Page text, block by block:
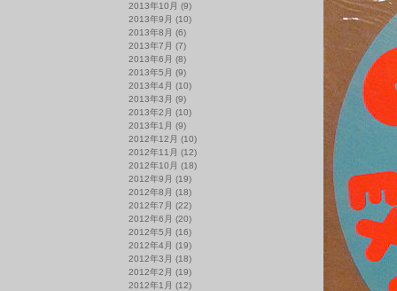
2013年10月 (9)
2013年9月 (10)
2013年8月 (6)
2013年7月 (7)
2013年6月 (8)
2013年5月 (9)
2013年4月 (10)
2013年3月 (9)
2013年2月 (10)
2013年1月 (9)
2012年12月 (10)
2012年11月 (12)
2012年10月 (18)
2012年9月 (19)
2012年8月 (18)
2012年7月 (22)
2012年6月 (20)
2012年5月 (16)
2012年4月 (19)
2012年3月 (18)
2012年2月 (19)
2012年1月 (12)